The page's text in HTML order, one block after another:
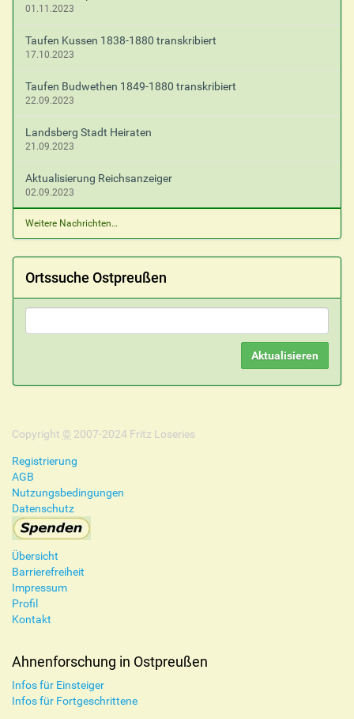
01.11.2023
Taufen Kussen 1838-1880 transkribiert
17.10.2023
Taufen Budwethen 1849-1880 transkribiert
22.09.2023
Landsberg Stadt Heiraten
21.09.2023
Aktualisierung Reichsanzeiger
02.09.2023
Weitere Nachrichten…
Ortssuche Ostpreußen
Copyright © 2007-2024 Fritz Loseries
Registrierung
AGB
Nutzungsbedingungen
Datenschutz
Übersicht
Barrierefreiheit
Impressum
Profil
Kontakt
Ahnenforschung in Ostpreußen
Infos für Einsteiger
Infos für Fortgeschrittene